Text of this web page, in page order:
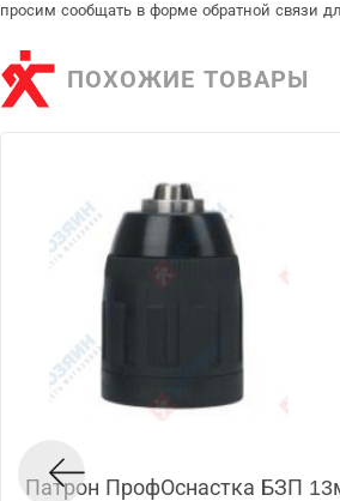
просим сообщать в форме обратной связи
ПОХОЖИЕ ТОВАРЫ
Патрон ПрофОснастка БЗП